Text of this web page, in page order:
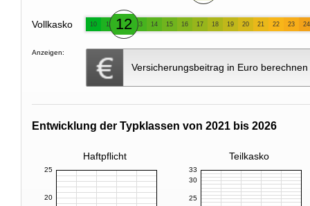
Vollkasko 10 11 12 13 14 15 16 17 18 19 20 21 22 23 24
Anzeigen:
Versicherungsbeitrag in Euro berechnen
Entwicklung der Typklassen von 2021 bis 2026
Haftpflicht Teilkasko
20
25
25
30
33